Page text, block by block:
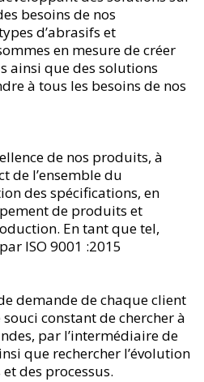
besoins de nos
d’abrasifs et
en mesure de créer
ainsi que des solutions
à tous les besoins de nos
de nos produits, à
de l’ensemble du
des spécifications, en
de produits et
En tant que tel,
ISO 9001 :2015
demande de chaque client
constant de chercher à
par l’intermédiaire de
que rechercher l’évolution
des processus.